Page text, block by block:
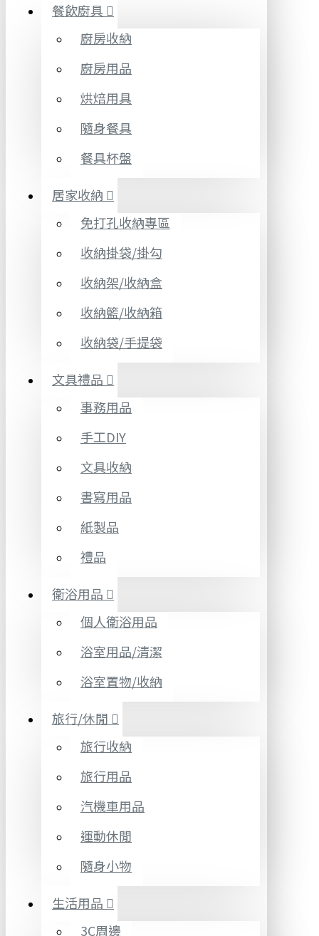
餐飲廚具
廚房收納
廚房用品
烘焙用具
隨身餐具
餐具杯盤
居家收納
免打孔收納專區
收納掛袋/掛勾
收納架/收納盒
收納籃/收納箱
收納袋/手提袋
文具禮品
事務用品
手工DIY
文具收納
書寫用品
紙製品
禮品
衛浴用品
個人衛浴用品
浴室用品/清潔
浴室置物/收納
旅行/休閒
旅行收納
旅行用品
汽機車用品
運動休閒
隨身小物
生活用品
3C周邊